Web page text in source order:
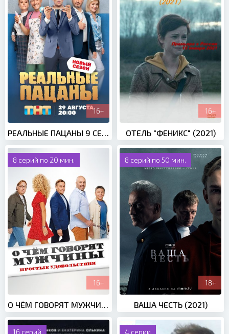
16+
РЕАЛЬНЫЕ ПАЦАНЫ 9 СЕЗОН (2022)
16+
ОТЕЛЬ "ФЕНИКС" (2021)
8 серий по 20 мин.
16+
8 серий по 50 мин.
18+
ВАША ЧЕСТЬ (2021)
16 серий 4 серии